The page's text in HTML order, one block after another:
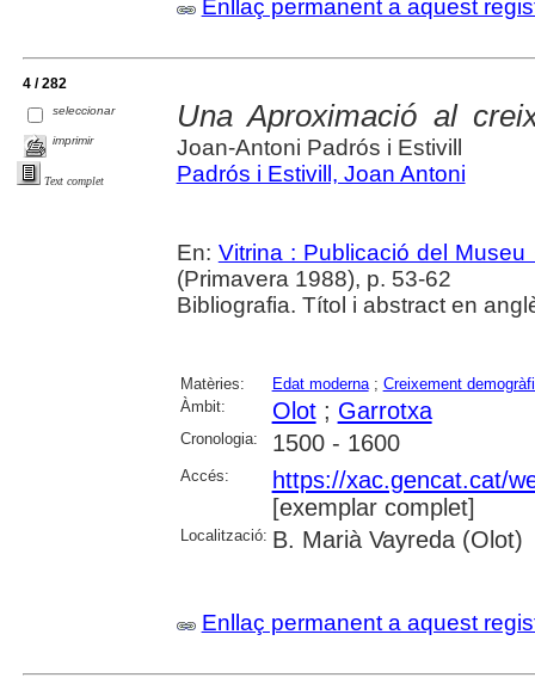
Enllaç permanent a aquest
4 / 282
seleccionar
imprimir
Text complet
Una Aproximació al
Joan-Antoni Padrós i Estivill
Padrós i Estivill, Joan Antoni
En: Vitrina : Publicació del
(Primavera 1988), p. 53-62
Bibliografia. Títol i abstract en
Matèries: Edat moderna; Creixement
Àmbit:
Olot; Garrotxa
Cronologia: 1500 - 1600
Accés:
https://xac.gencat.cat/
[exemplar complet]
Localització: B. Marià Vayreda (Olot)
Enllaç permanent a aquest